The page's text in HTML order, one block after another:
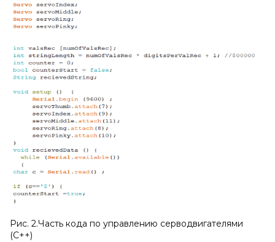
Рис. 2.Часть кода по управлению серводвигателями
(С++)